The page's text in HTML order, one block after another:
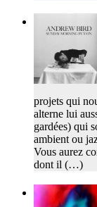
projets qui
alterne lui
gardées) qui
ambient ou
Vous aurez
dont il (…)